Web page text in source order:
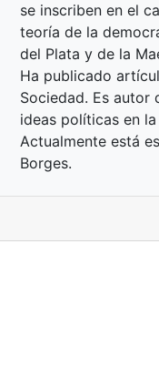
se inscriben en el
teoría de la
del Plata y de la
Ha publicado
Sociedad. Es autor
ideas políticas en
Actualmente está
Borges.